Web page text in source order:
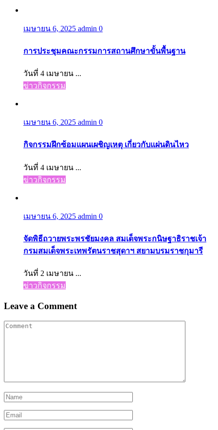
เมษายน 6, 2025 admin 0
การประชุมคณะกรรมการสถานศึกษาขั้นพื้นฐาน
วันที่ 4 เมษายน ...
ข่าวกิจกรรม
เมษายน 6, 2025 admin 0
กิจกรรมฝึกซ้อมแผนเผชิญเหตุ เกี่ยวกับแผ่นดินไหว
วันที่ 4 เมษายน ...
ข่าวกิจกรรม
เมษายน 6, 2025 admin 0
จัดพิธีถวายพระพรชัยมงคล สมเด็จพระกนิษฐาธิราชเจ้า
กรมสมเด็จพระเทพรัตนราชสุดาฯ สยามบรมราชกุมารี
วันที่ 2 เมษายน ...
ข่าวกิจกรรม
Leave a Comment